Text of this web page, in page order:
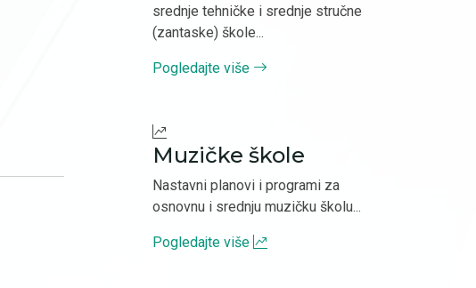
srednje tehničke i srednje stručne
(zantaske) škole...
Pogledajte više
Muzičke škole
Nastavni planovi i programi za
osnovnu i srednju muzičku školu...
Pogledajte više